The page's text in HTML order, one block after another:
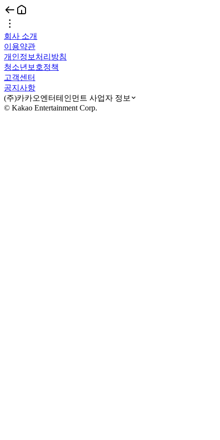
회사 소개
이용약관
개인정보처리방침
청소년보호정책
고객센터
공지사항
(주)카카오엔터테인먼트 사업자 정보
© Kakao Entertainment Corp.